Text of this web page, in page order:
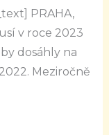
PRAHA,
v roce 2023
dosáhly na
Meziročně